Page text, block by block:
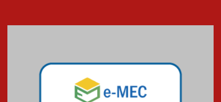
Mackenzie mobiliza campanha
solidária para apoiar famílias em
Minas Gerais